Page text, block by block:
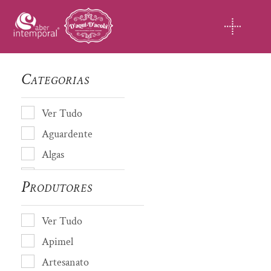
Skip
to
content
Categorias
Ver Tudo
Aguardente
Algas
Amendoas
Artesanato
Avós de Coja
Azeite
Produtores
Ver Tudo
Apimel
Artesanato